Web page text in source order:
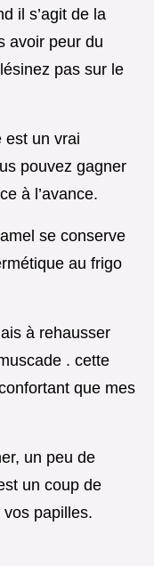
il s’agit de la
avoir peur du
pas sur le
est un vrai
pouvez gagner
à l’avance.
se conserve
au frigo
à rehausser
. cette
que mes
un peu de
un coup de
papilles.